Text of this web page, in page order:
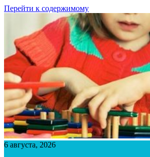
Перейти к содержимому
6 августа, 2026